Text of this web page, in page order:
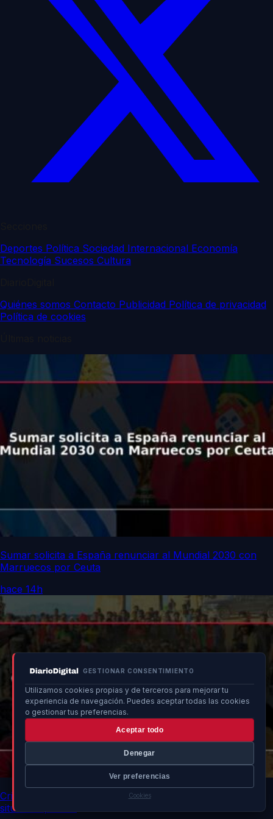
GESTIONAR CONSENTIMIENTO
Utilizamos cookies propias y de terceros para mejorar tu
experiencia de navegación. Puedes aceptar todas las cookies
o gestionar tus preferencias.
Aceptar todo
Denegar
Ver preferencias
Cookies
Deportes Política Sociedad Internacional Economía
Tecnología Sucesos Cultura
Quiénes somos Contacto Publicidad Política de privacidad
Política de cookies
Sumar solicita a España renunciar al Mundial 2030 con
Marruecos por Ceuta
hace 14h
Crisis migratoria en Ceuta y Melilla: desaparecidos y
situación política